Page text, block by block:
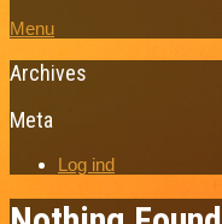
Menu
Archives
Meta
Log ind